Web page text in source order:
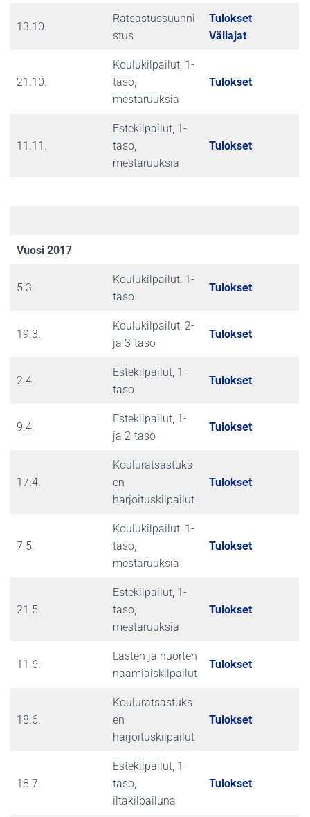
13.10.
Ratsastussuunni
stus
Tulokset
Väliajat
21.10.
Koulukilpailut, 1-
taso,
mestaruuksia
Tulokset
11.11.
Estekilpailut, 1-
taso,
mestaruuksia
Tulokset
Vuosi 2017
5.3.
Koulukilpailut, 1-
taso
Tulokset
19.3.
Koulukilpailut, 2-
ja 3-taso
Tulokset
2.4.
Estekilpailut, 1-
taso
Tulokset
9.4.
Estekilpailut, 1-
ja 2-taso
Tulokset
17.4.
Kouluratsastuks
en
harjoituskilpailut
Tulokset
7.5.
Koulukilpailut, 1-
taso,
mestaruuksia
Tulokset
21.5.
Estekilpailut, 1-
taso,
mestaruuksia
Tulokset
11.6.
Lasten ja nuorten
naamiaiskilpailut
Tulokset
18.6.
Kouluratsastuks
en
harjoituskilpailut
Tulokset
18.7.
Estekilpailut, 1-
taso,
iltakilpailuna
Tulokset